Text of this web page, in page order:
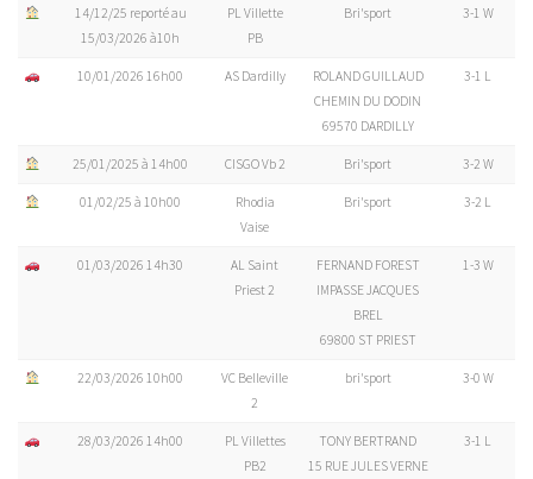
14/12/25 reporté au
15/03/2026 à10h
PL Villette
PB
Bri'sport 3-1 W
10/01/2026 16h00 AS Dardilly
ROLAND GUILLAUD
CHEMIN DU DODIN
69570 DARDILLY
3-1 L
25/01/2025 à 14h00 CISGO Vb 2 Bri'sport 3-2 W
01/02/25 à 10h00
Rhodia
Vaise
Bri'sport 3-2 L
01/03/2026 14h30
AL Saint
Priest 2
FERNAND FOREST
IMPASSE JACQUES
BREL
69800 ST PRIEST
1-3 W
22/03/2026 10h00
VC Belleville
2
bri'sport 3-0 W
28/03/2026 14h00
PL Villettes
PB2
TONY BERTRAND
15 RUE JULES VERNE
3-1 L